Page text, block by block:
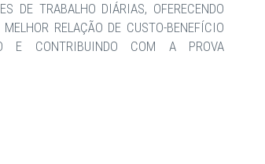
DE TRABALHO DIÁRIAS, OFERECENDO
RELAÇÃO DE CUSTO-BENEFÍCIO
E CONTRIBUINDO COM A PROVA